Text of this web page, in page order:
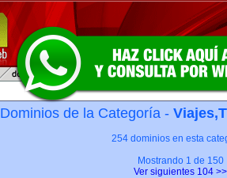
Dominios de la Categoría -
254 dominios en esta
Mostrando 1 de 150
Ver siguientes 104 >>